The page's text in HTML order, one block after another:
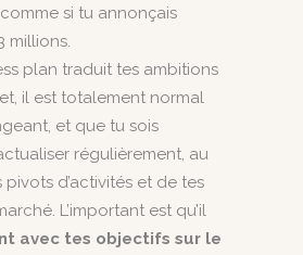
si tu annonçais
millions.
plan traduit tes ambitions
il est totalement normal
et que tu sois
régulièrement, au
d’activités et de tes
L’important est qu’il
avec tes objectifs sur le